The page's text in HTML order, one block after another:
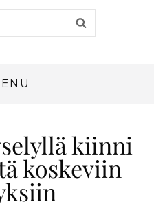
kiinni
koskeviin